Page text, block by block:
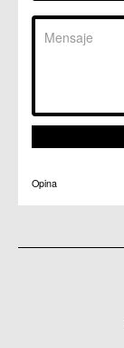
Opina